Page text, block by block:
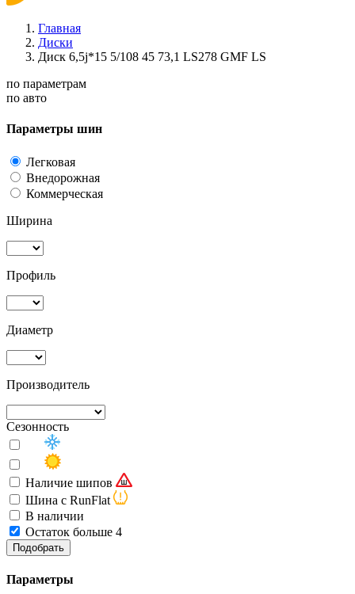
Главная
Диски
Диск 6,5j*15 5/108 45 73,1 LS278 GMF LS
по параметрам
по авто
Параметры шин
Легковая
Внедорожная
Коммерческая
Ширина
Профиль
Диаметр
Производитель
Сезонность
Наличие шипов
Шина с RunFlat
В наличии
Остаток больше 4
Подобрать
Параметры